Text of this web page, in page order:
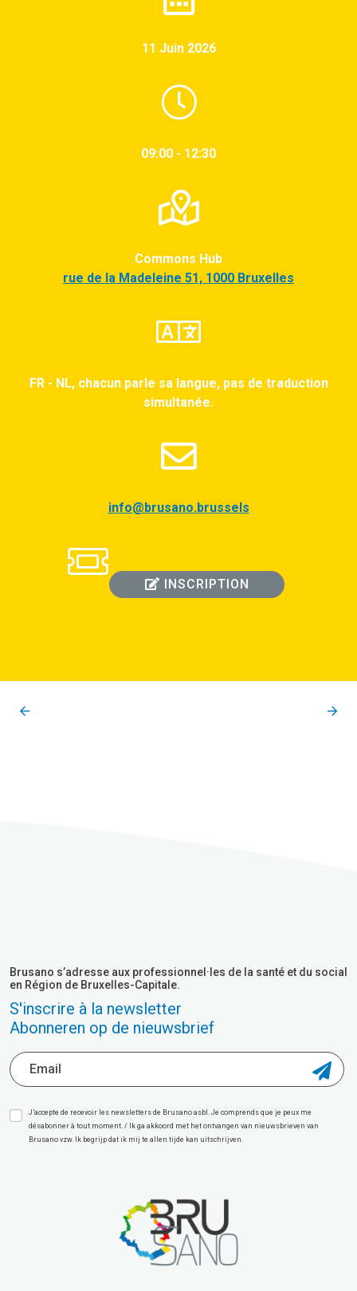
11 Juin 2026
09:00 - 12:30
Commons Hub
rue de la Madeleine 51, 1000 Bruxelles
FR - NL, chacun parle sa langue, pas de traduction
simultanée.
info@brusano.brussels
INSCRIPTION
Brusano s’adresse aux professionnel·les de la santé et du social
en Région de Bruxelles-Capitale.
S'inscrire à la newsletter
Abonneren op de nieuwsbrief
J’accepte de recevoir les newsletters de Brusano asbl. Je comprends que je peux me
désabonner à tout moment. / Ik ga akkoord met het ontvangen van nieuwsbrieven van
Brusano vzw. Ik begrijp dat ik mij te allen tijde kan uitschrijven.